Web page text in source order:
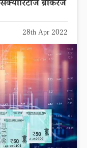
ब्रोकरेज
28th Apr 2022